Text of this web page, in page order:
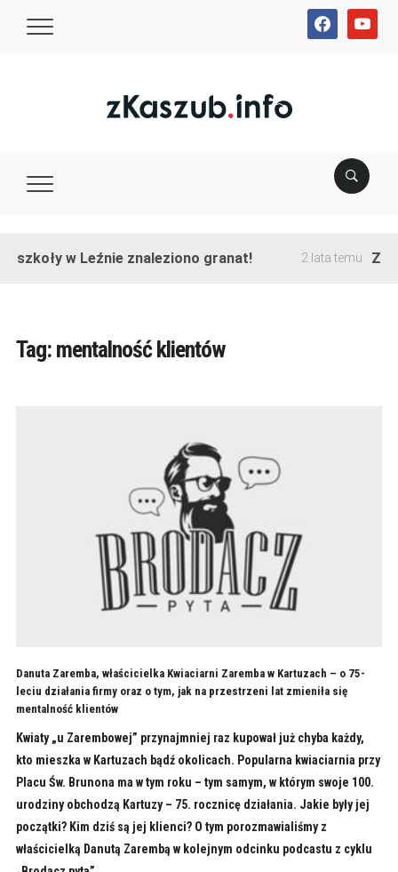
facebookyoutube
szkoły w Leźnie znaleziono granat! 2 lata temu
Tag: mentalność klientów
Danuta Zaremba, właścicielka Kwiaciarni Zaremba w Kartuzach – o 75-
leciu działania firmy oraz o tym, jak na przestrzeni lat zmieniła się
mentalność klientów
Kwiaty „u Zarembowej” przynajmniej raz kupował już chyba każdy,
kto mieszka w Kartuzach bądź okolicach. Popularna kwiaciarnia przy
Placu Św. Brunona ma w tym roku – tym samym, w którym swoje 100.
urodziny obchodzą Kartuzy – 75. rocznicę działania. Jakie były jej
początki? Kim dziś są jej klienci? O tym porozmawialiśmy z
właścicielką Danutą Zarembą w kolejnym odcinku podcastu z cyklu